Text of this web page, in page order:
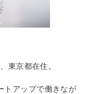
東京都在住。
トアップで働きなが